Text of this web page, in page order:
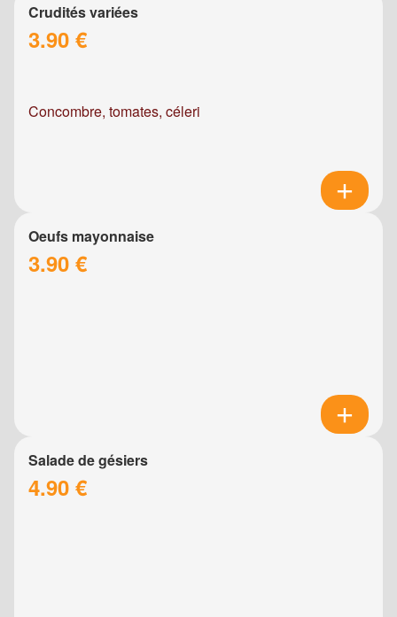
Crudités variées
3.90 €
Concombre, tomates, céleri
Oeufs mayonnaise
3.90 €
Salade de gésiers
4.90 €